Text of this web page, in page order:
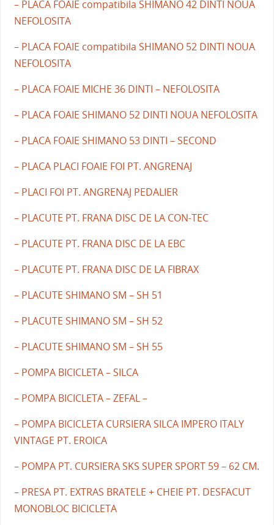
– PLACA FOAIE compatibila SHIMANO 42 DINTI NOUA
NEFOLOSITA
– PLACA FOAIE compatibila SHIMANO 52 DINTI NOUA
NEFOLOSITA
– PLACA FOAIE MICHE 36 DINTI – NEFOLOSITA
– PLACA FOAIE SHIMANO 52 DINTI NOUA NEFOLOSITA
– PLACA FOAIE SHIMANO 53 DINTI – SECOND
– PLACA PLACI FOAIE FOI PT. ANGRENAJ
– PLACI FOI PT. ANGRENAJ PEDALIER
– PLACUTE PT. FRANA DISC DE LA CON-TEC
– PLACUTE PT. FRANA DISC DE LA EBC
– PLACUTE PT. FRANA DISC DE LA FIBRAX
– PLACUTE SHIMANO SM – SH 51
– PLACUTE SHIMANO SM – SH 52
– PLACUTE SHIMANO SM – SH 55
– POMPA BICICLETA – SILCA
– POMPA BICICLETA – ZEFAL –
– POMPA BICICLETA CURSIERA SILCA IMPERO ITALY
VINTAGE PT. EROICA
– POMPA PT. CURSIERA SKS SUPER SPORT 59 – 62 CM.
– PRESA PT. EXTRAS BRATELE + CHEIE PT. DESFACUT
MONOBLOC BICICLETA